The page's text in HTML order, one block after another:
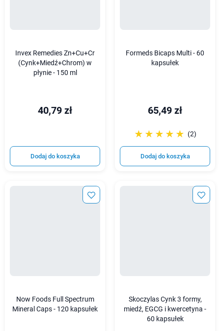
Invex Remedies Zn+Cu+Cr
(Cynk+Miedź+Chrom) w
płynie - 150 ml
40,79 zł
Dodaj do koszyka
Formeds Bicaps Multi - 60
kapsułek
65,49 zł
☆☆☆☆☆
★★★★★ (2)
Dodaj do koszyka
Now Foods Full Spectrum
Mineral Caps - 120 kapsułek
Skoczylas Cynk 3 formy,
miedź, EGCG i kwercetyna -
60 kapsułek